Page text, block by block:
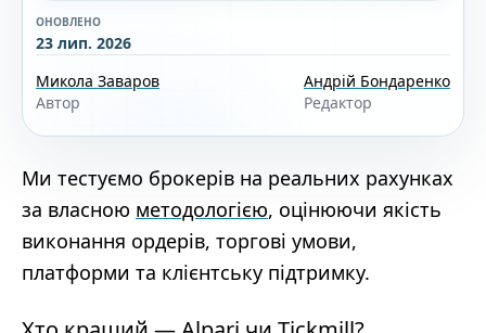
ОНОВЛЕНО
23 лип. 2026
Микола Заваров
Автор
Андрій Бондаренко
Редактор
Ми тестуємо брокерів на реальних рахунках
за власною методологією, оцінюючи якість
виконання ордерів, торгові умови,
платформи та клієнтську підтримку.